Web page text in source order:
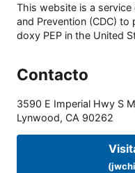
This website is a
and Prevention (CDC)
doxy PEP in the United
Contacto
3590 E Imperial Hwy S
Lynwood, CA 90262